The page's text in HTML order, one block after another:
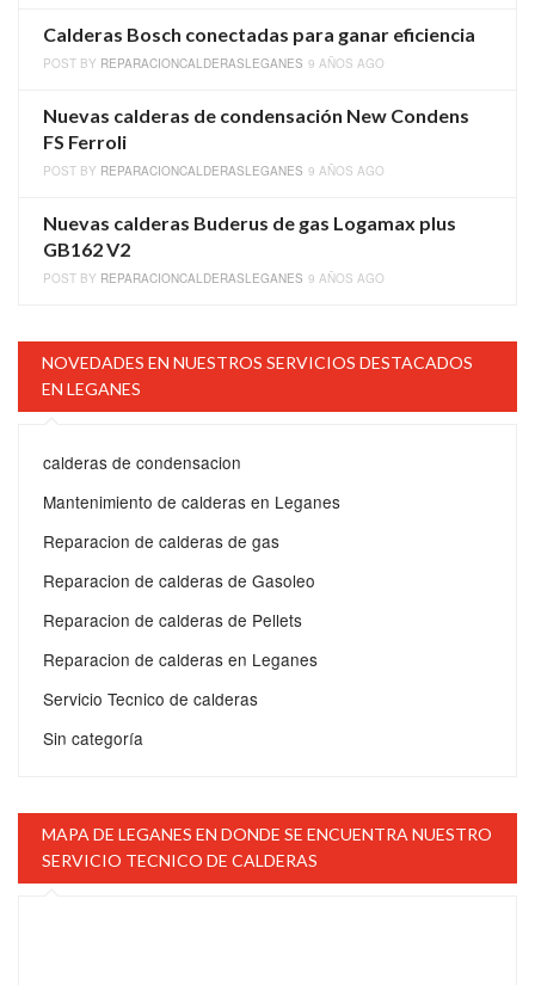
Calderas Bosch conectadas para ganar eficiencia
POST BY REPARACIONCALDERASLEGANES 9 AÑOS AGO
Nuevas calderas de condensación New Condens
FS Ferroli
POST BY REPARACIONCALDERASLEGANES 9 AÑOS AGO
Nuevas calderas Buderus de gas Logamax plus
GB162 V2
POST BY REPARACIONCALDERASLEGANES 9 AÑOS AGO
NOVEDADES EN NUESTROS SERVICIOS DESTACADOS
EN LEGANES
calderas de condensacion
Mantenimiento de calderas en Leganes
Reparacion de calderas de gas
Reparacion de calderas de Gasoleo
Reparacion de calderas de Pellets
Reparacion de calderas en Leganes
Servicio Tecnico de calderas
Sin categoría
MAPA DE LEGANES EN DONDE SE ENCUENTRA NUESTRO
SERVICIO TECNICO DE CALDERAS